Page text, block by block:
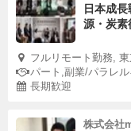
日本成
源・炭素
フルリモート勤務,
パート,副業/パラレ
長期歓迎
株式会社